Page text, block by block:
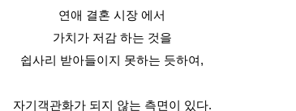
연애 결혼 시장 에서
가치가 저감 하는 것을
쉽사리 받아들이지 못하는 듯하여,
자기객관화가 되지 않는 측면이 있다.